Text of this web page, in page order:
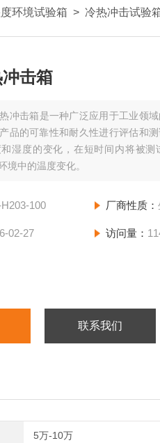
环境试验箱 > 冷热冲击试验
击箱
冲击箱是一种广泛应用于工业领
品的可靠性和耐久性进行评估和
湿度的变化，在短时间内将被测
境中的温度变化。
100 厂商性质：
02-27 访问量：
联系我们
5万-10万